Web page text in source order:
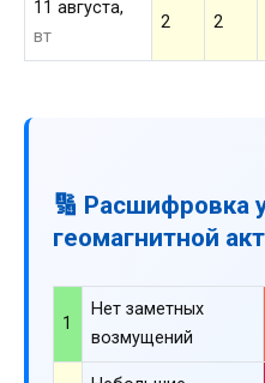
11 августа,
вт
2 2
🔢 Расшифровка
геомагнитной
1
Нет заметных
возмущений